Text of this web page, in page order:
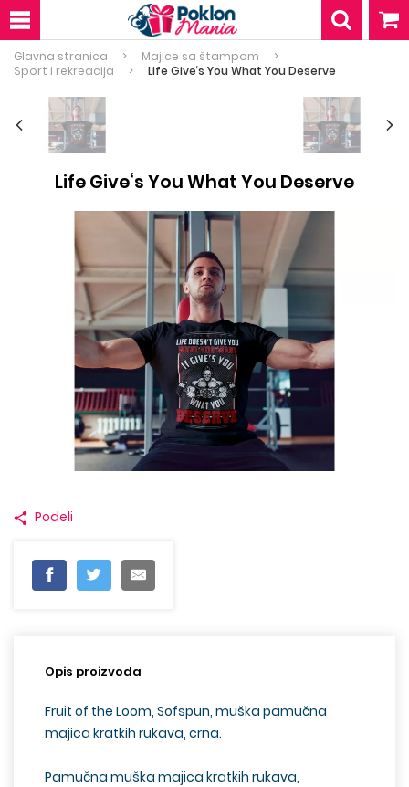
Glavna stranica
Majice sa štampom
Sport i rekreacija
Life Give‘s You What You Deserve
Life Give‘s You What You Deserve
Podeli
Opis proizvoda
Fruit of the Loom, Sofspun, muška pamučna
majica kratkih rukava, crna.
Pamučna muška majica kratkih rukava,